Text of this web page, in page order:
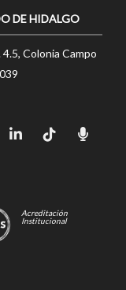
DE HIDALGO
Colonia Campo
Acreditación
Institucional